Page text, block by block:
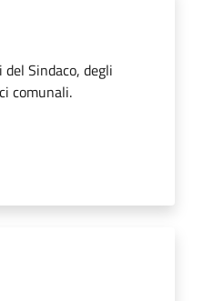
Sindaco, degli
comunali.